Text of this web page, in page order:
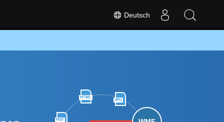
Deutsch
HTML
JPG
PDF